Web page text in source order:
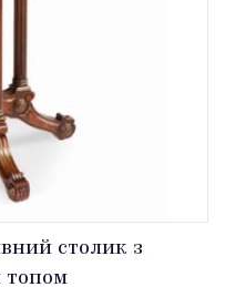
столик з
топом